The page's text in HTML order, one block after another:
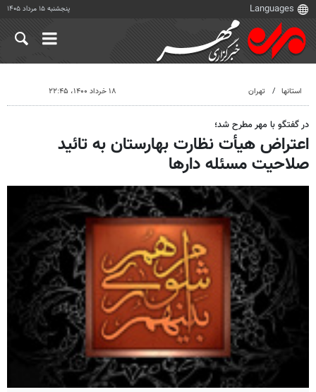
پنجشنبه ۱۵ مرداد ۱۴۰۵
استانها تهران ۱۸ خرداد ۱۴۰۰، ۲۲:۴۵
در گفتگو با مهر مطرح شد؛
اعتراض هیأت نظارت بهارستان به تائید
صلاحیت مسئله دارها